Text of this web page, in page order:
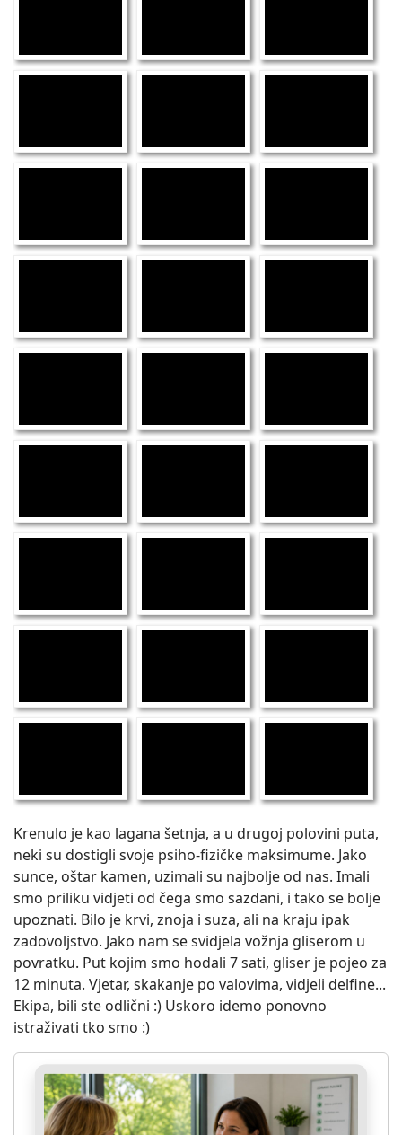
Krenulo je kao lagana šetnja, a u drugoj polovini puta,
neki su dostigli svoje psiho-fizičke maksimume. Jako
sunce, oštar kamen, uzimali su najbolje od nas. Imali
smo priliku vidjeti od čega smo sazdani, i tako se bolje
upoznati. Bilo je krvi, znoja i suza, ali na kraju ipak
zadovoljstvo. Jako nam se svidjela vožnja gliserom u
povratku. Put kojim smo hodali 7 sati, gliser je pojeo za
12 minuta. Vjetar, skakanje po valovima, vidjeli delfine...
Ekipa, bili ste odlični :) Uskoro idemo ponovno
istraživati tko smo :)